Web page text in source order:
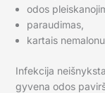
odos
paraudimas,
kartais
Infekcija
gyvena odos